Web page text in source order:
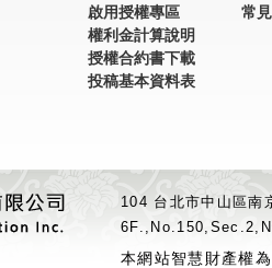
啟用授權專區
權利金計算說明
授權合約書下載
投稿基本資料表
常
104 台北市中山區
本網站智慧財產權